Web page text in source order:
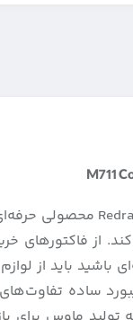
از
باشید باید از